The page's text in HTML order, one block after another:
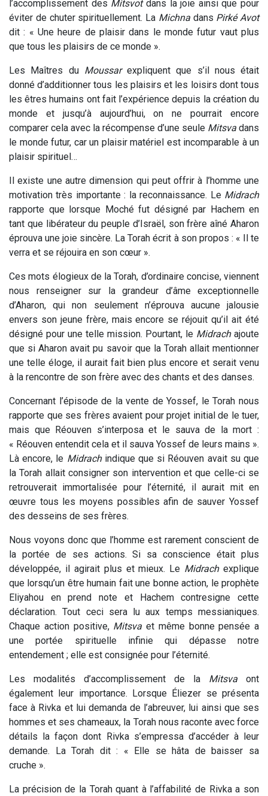
l’accomplissement des Mitsvotdans la joie ainsi que pour
éviter de chuter spirituellement. La Michnadans Pirké Avot
dit : « Une heure de plaisir dans le monde futur vaut plus
que tous les plaisirs de ce monde ».
Les Maîtres du Moussarexpliquent que s’il nous était
donné d’additionner tous les plaisirs et les loisirs dont tous
les êtres humains ont fait l’expérience depuis la création du
monde et jusqu’à aujourd’hui, on ne pourrait encore
comparer cela avec la récompense d’une seule Mitsva dans
le monde futur, car un plaisir matériel est incomparable à un
plaisir spirituel…
Il existe une autre dimension qui peut offrir à l’homme une
motivation très importante : la reconnaissance. Le Midrach
rapporte que lorsque Moché fut désigné par Hachem en
tant que libérateur du peuple d’Israël, son frère aîné Aharon
éprouva une joie sincère. La Torah écrit à son propos : « Il te
verra et se réjouira en son cœur ».
Ces mots élogieux de la Torah, d’ordinaire concise, viennent
nous renseigner sur la grandeur d’âme exceptionnelle
d’Aharon, qui non seulement n’éprouva aucune jalousie
envers son jeune frère, mais encore se réjouit qu’il ait été
désigné pour une telle mission. Pourtant, le Midrachajoute
que si Aharon avait pu savoir que la Torah allait mentionner
une telle éloge, il aurait fait bien plus encore et serait venu
à la rencontre de son frère avec des chants et des danses.
Concernant l’épisode de la vente de Yossef, le Torah nous
rapporte que ses frères avaient pour projet initial de le tuer,
mais que Réouven s’interposa et le sauva de la mort :
« Réouven entendit cela et il sauva Yossef de leurs mains ».
Là encore, le Midrachindique que si Réouven avait su que
la Torah allait consigner son intervention et que celle-ci se
retrouverait immortalisée pour l’éternité, il aurait mit en
œuvre tous les moyens possibles afin de sauver Yossef
des desseins de ses frères.
Nous voyons donc que l’homme est rarement conscient de
la portée de ses actions. Si sa conscience était plus
développée, il agirait plus et mieux. Le Midrachexplique
que lorsqu’un être humain fait une bonne action, le prophète
Eliyahou en prend note et Hachem contresigne cette
déclaration. Tout ceci sera lu aux temps messianiques.
Chaque action positive, Mitsva et même bonne pensée a
une portée spirituelle infinie qui dépasse notre
entendement ; elle est consignée pour l’éternité.
Les modalités d’accomplissement de la Mitsva ont
également leur importance. Lorsque Éliezer se présenta
face à Rivka et lui demanda de l’abreuver, lui ainsi que ses
hommes et ses chameaux, la Torah nous raconte avec force
détails la façon dont Rivka s’empressa d’accéder à leur
demande. La Torah dit : « Elle se hâta de baisser sa
cruche ».
La précision de la Torah quant à l’affabilité de Rivka a son